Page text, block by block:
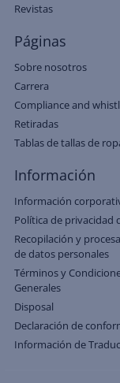
Revistas
Páginas
Sobre nosotros
Carrera
Compliance and
Retiradas
Tablas de tallas de
Información
Información
Política de privacidad
Recopilación y
de datos personales
Términos y
Generales
Disposal
Declaración de
Información de